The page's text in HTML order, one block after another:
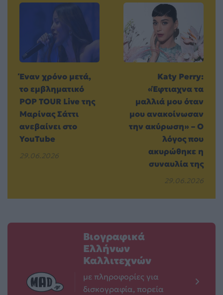
Έναν χρόνο μετά,
το εμβληματικό
POP TOUR Live της
Μαρίνας Σάττι
ανεβαίνει στο
YouTube
29.06.2026
Katy Perry:
«Έφτιαχνα τα
μαλλιά μου όταν
μου ανακοίνωσαν
την ακύρωση» – Ο
λόγος που
ακυρώθηκε η
συναυλία της
29.06.2026
Βιογραφικά
Ελλήνων
Καλλιτεχνών
με πληροφορίες για
δισκογραφία, πορεία